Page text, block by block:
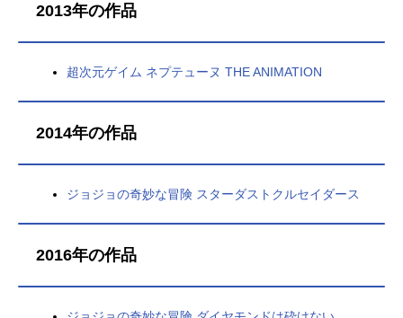
2013年の作品
超次元ゲイム ネプテューヌ THE ANIMATION
2014年の作品
ジョジョの奇妙な冒険 スターダストクルセイダース
2016年の作品